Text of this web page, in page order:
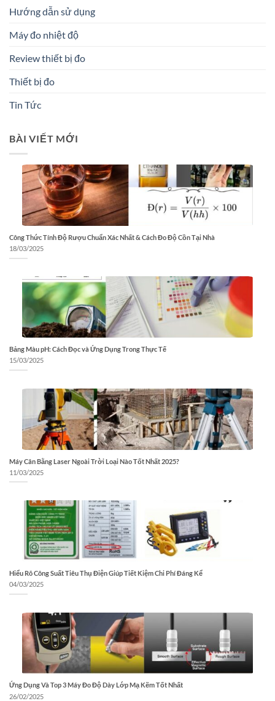
Hướng dẫn sử dụng
Máy đo nhiệt độ
Review thiết bị đo
Thiết bị đo
Tin Tức
BÀI VIẾT MỚI
Công Thức Tính Độ Rượu Chuẩn Xác Nhất & Cách Đo Độ Cồn Tại Nhà
18/03/2025
Bảng Màu pH: Cách Đọc và Ứng Dụng Trong Thực Tế
15/03/2025
Máy Cân Bằng Laser Ngoài Trời Loại Nào Tốt Nhất 2025?
11/03/2025
Hiểu Rõ Công Suất Tiêu Thụ Điện Giúp Tiết Kiệm Chi Phí Đáng Kể
04/03/2025
Ứng Dụng Và Top 3 Máy Đo Độ Dày Lớp Mạ Kẽm Tốt Nhất
26/02/2025